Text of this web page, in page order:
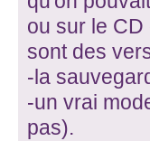
ou sur le
sont des
-la
-un vrai
pas).